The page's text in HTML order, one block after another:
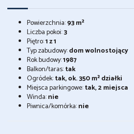
Powierzchnia:93 m²
Liczba pokoi:3
Piętro:1 z 1
Typ zabudowy:dom wolnostojący
Rok budowy:1987
Balkon/taras:tak
Ogródek:tak, ok. 350 m² działki
Miejsca parkingowe:tak, 2 miejsca
Winda:nie
Piwnica/komórka:nie